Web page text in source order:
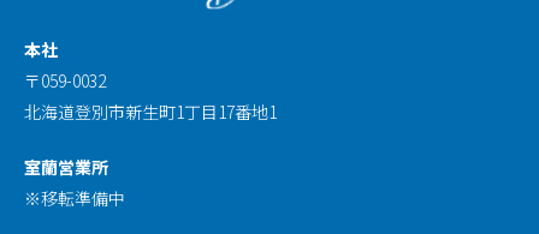
本社
〒059-0032
北海道登別市新生町1丁目17番地1
室蘭営業所
※移転準備中